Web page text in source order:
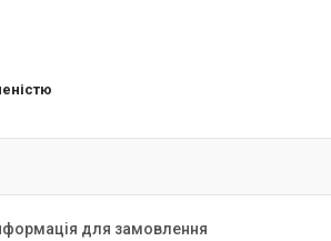
для замовлення